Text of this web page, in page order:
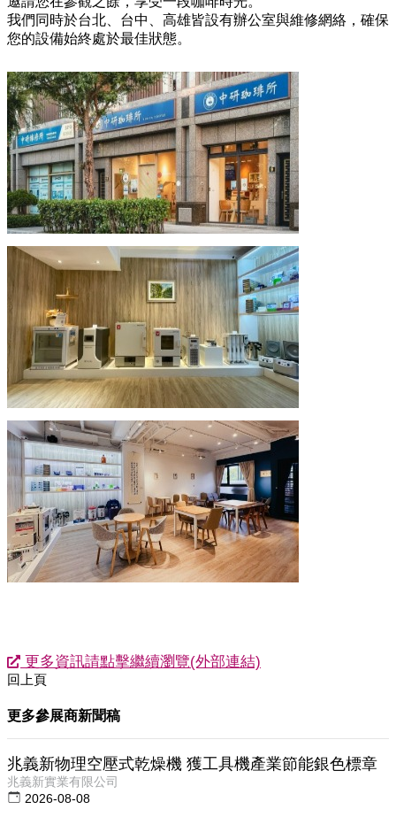
我們同時於台北、台中、高雄皆設有辦公室與維修網絡，確保
您的設備始終處於最佳狀態。
更多資訊請點擊繼續瀏覽(外部連結)
回上頁
更多參展商新聞稿
兆義新物理空壓式乾燥機 獲工具機產業節能銀色標章
兆義新實業有限公司
2026-08-08